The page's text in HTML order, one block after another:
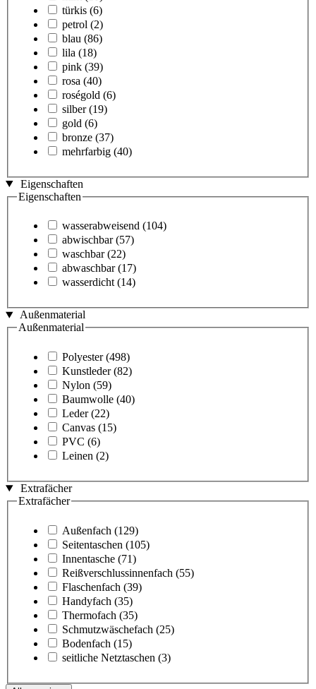
türkis (6)
petrol (2)
blau (86)
lila (18)
pink (39)
rosa (40)
roségold (6)
silber (19)
gold (6)
bronze (37)
mehrfarbig (40)
Eigenschaften
Eigenschaften
wasserabweisend (104)
abwischbar (57)
waschbar (22)
abwaschbar (17)
wasserdicht (14)
Außenmaterial
Außenmaterial
Polyester (498)
Kunstleder (82)
Nylon (59)
Baumwolle (40)
Leder (22)
Canvas (15)
PVC (6)
Leinen (2)
Extrafächer
Extrafächer
Außenfach (129)
Seitentaschen (105)
Innentasche (71)
Reißverschlussinnenfach (55)
Flaschenfach (39)
Handyfach (35)
Thermofach (35)
Schmutzwäschefach (25)
Bodenfach (15)
seitliche Netztaschen (3)